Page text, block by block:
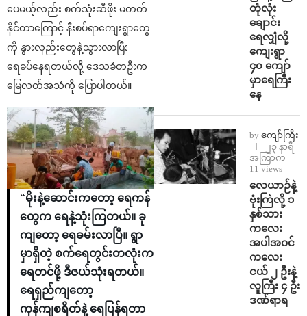
ပေမယ့်လည်း စက်သုံးဆီဖိုး မတတ်
နိုင်တာကြောင့် နီးစပ်ရာကျေးရွာတွေ
ကို နွားလှည်းတွေနဲ့သွားလာပြီး
ရေခပ်နေရတယ်လို့ ဒေသခံတဦးက
မြေလတ်အသံကို ပြောပါတယ်။
“မိုးနဲ့ဆောင်းကတော့ ရေကန်
တွေက ရေနဲ့သုံးကြတယ်။ ခု
ကျတော့ ရေခမ်းလာပြီ။ ရွာ
မှာရှိတဲ့ စက်ရေတွင်းတလုံးက
ရေတင်ဖို့ ဒီဇယ်သုံးရတယ်။
ရေရှည်ကျတော့
ကုန်ကျစရိတ်နဲ့ ရေပြန်ရတာ
တုံလုံး
ချောင်း
ရေလျှံလို့
ကျေးရွာ
၄၀ ကျော်
မှာရေကြီး
နေ
by ကျော်ကြီး
၂၃ နာရီ
အကြာက
11 views
⁨လေယာဉ်နဲ့
ဗုံးကြဲလို့ ၁
နှစ်သား
ကလေး
အပါအဝင်
ကလေး
ငယ် ၂ ဦးနဲ့
လူကြီး ၄ ဦး
ဒဏ်ရာရ